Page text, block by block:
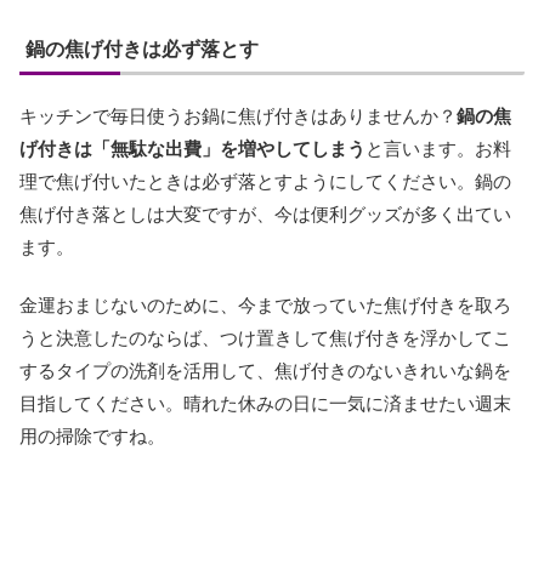
鍋の焦げ付きは必ず落とす
キッチンで毎日使うお鍋に焦げ付きはありませんか？ 鍋の焦
げ付きは「無駄な出費」を増やしてしまう と言います。お料
理で焦げ付いたときは必ず落とすようにしてください。鍋の
焦げ付き落としは大変ですが、今は便利グッズが多く出てい
ます。
金運おまじないのために、今まで放っていた焦げ付きを取ろ
うと決意したのならば、つけ置きして焦げ付きを浮かしてこ
するタイプの洗剤を活用して、焦げ付きのないきれいな鍋を
目指してください。晴れた休みの日に一気に済ませたい週末
用の掃除ですね。